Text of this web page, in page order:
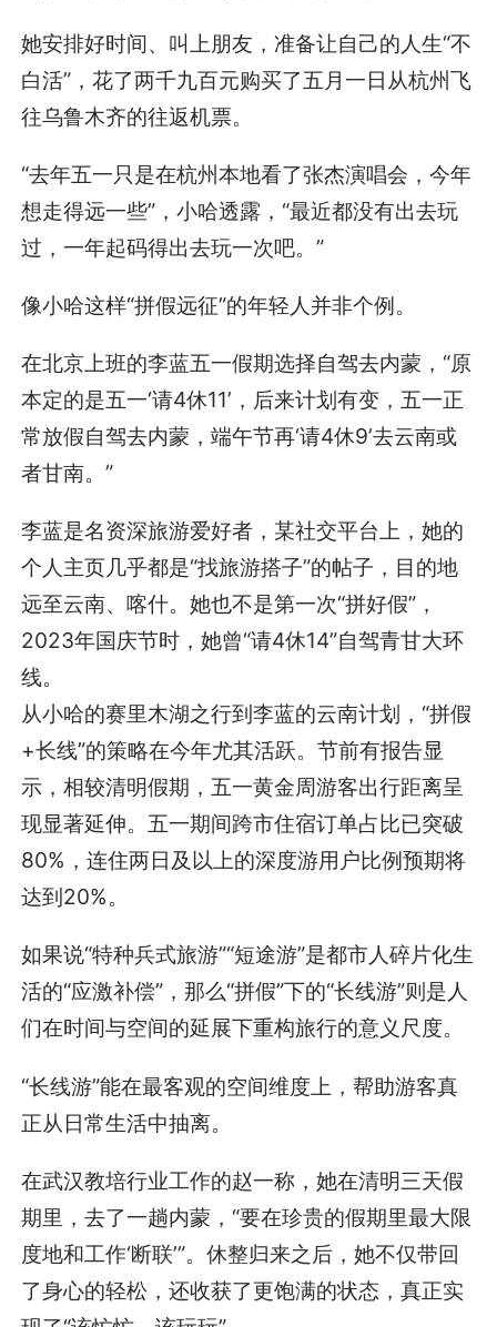
她安排好时间、叫上朋友，准备让自己的人生“不
白活”，花了两千九百元购买了五月一日从杭州飞
往乌鲁木齐的往返机票。
“去年五一只是在杭州本地看了张杰演唱会，今年
想走得远一些”，小哈透露，“最近都没有出去玩
过，一年起码得出去玩一次吧。”
像小哈这样“拼假远征”的年轻人并非个例。
在北京上班的李蓝五一假期选择自驾去内蒙，“原
本定的是五一‘请4休11’，后来计划有变，五一正
常放假自驾去内蒙，端午节再‘请4休9’去云南或
者甘南。”
李蓝是名资深旅游爱好者，某社交平台上，她的
个人主页几乎都是“找旅游搭子”的帖子，目的地
远至云南、喀什。她也不是第一次“拼好假”，
2023年国庆节时，她曾“请4休14”自驾青甘大环
线。
从小哈的赛里木湖之行到李蓝的云南计划，“拼假
+长线”的策略在今年尤其活跃。节前有报告显
示，相较清明假期，五一黄金周游客出行距离呈
现显著延伸。五一期间跨市住宿订单占比已突破
80%，连住两日及以上的深度游用户比例预期将
达到20%。
如果说“特种兵式旅游”“短途游”是都市人碎片化生
活的“应激补偿”，那么“拼假”下的“长线游”则是人
们在时间与空间的延展下重构旅行的意义尺度。
“长线游”能在最客观的空间维度上，帮助游客真
正从日常生活中抽离。
在武汉教培行业工作的赵一称，她在清明三天假
期里，去了一趟内蒙，“要在珍贵的假期里最大限
度地和工作‘断联’”。休整归来之后，她不仅带回
了身心的轻松，还收获了更饱满的状态，真正实